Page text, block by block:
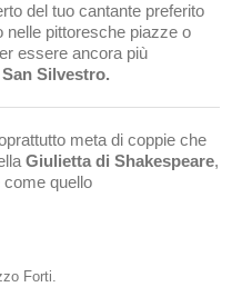
del tuo cantante preferito
nelle pittoresche piazze o
essere ancora più
San Silvestro.
meta di coppie che
Giulietta di Shakespeare,
quello
Forti.